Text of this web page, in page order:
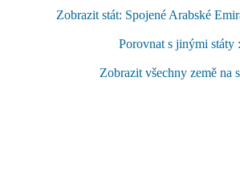
Zobrazit stát: Spojené Arabské
Porovnat s jinými státy :
Zobrazit všechny země na